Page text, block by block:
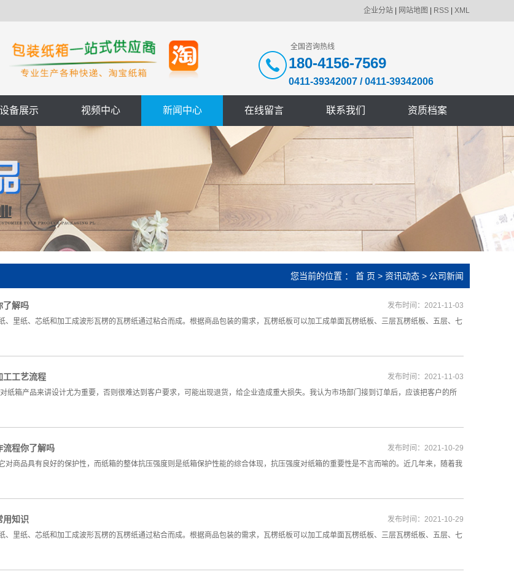
企业分站 网站地图 RSS XML
全国咨询热线
180-4156-7569
0411-39342007 / 0411-39342006
设备展示 视频中心 新闻中心 在线留言 联系我们 资质档案
您当前的位置 ： 首 页 > 资讯动态 > 公司新闻
了解吗
、里纸、芯纸和加工成波形瓦楞的瓦楞纸通过粘合而成。根据商品包装的需求，瓦楞纸板可以加工成单面瓦楞纸板、三层瓦楞纸板、五层、七
发布时间：2021-11-03
工工艺流程
纸箱产品来讲设计尤为重要，否则很难达到客户要求，可能出现退货，给企业造成重大损失。我认为市场部门接到订单后，应该把客户的所
发布时间：2021-11-03
流程你了解吗
对商品具有良好的保护性，而纸箱的整体抗压强度则是纸箱保护性能的综合体现，抗压强度对纸箱的重要性是不言而喻的。近几年来，随着我
发布时间：2021-10-29
用知识
、里纸、芯纸和加工成波形瓦楞的瓦楞纸通过粘合而成。根据商品包装的需求，瓦楞纸板可以加工成单面瓦楞纸板、三层瓦楞纸板、五层、七
发布时间：2021-10-29